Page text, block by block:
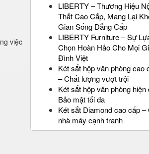
việc
LIBERTY – Thương Hiệu
Thất Cao Cấp, Mang Lại
Gian Sống Đẳng Cấp
LIBERTY Furniture – Sự
Chọn Hoàn Hảo Cho Mọi
Đình Việt
Két sắt hộp văn phòng cao
– Chất lượng vượt trội
Két sắt hộp văn phòng hiện
Bảo mật tối đa
Két sắt Diamond cao cấp –
nhà máy cạnh tranh